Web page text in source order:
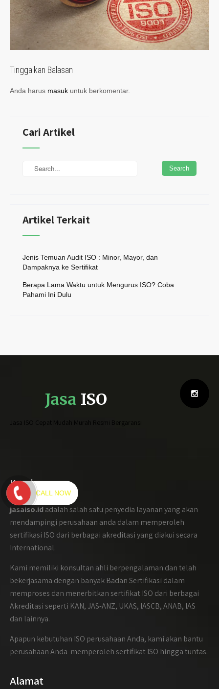
Tinggalkan Balasan
Anda harus masuk untuk berkomentar.
Cari Artikel
Artikel Terkait
Jenis Temuan Audit ISO : Minor, Mayor, dan
Dampaknya ke Sertifikat
Berapa Lama Waktu untuk Mengurus ISO? Coba
Pahami Ini Dulu
Jasa ISO
Jasa ISO Cepat Mudah Murah Resmi Bergaransi
Kami
jasaiso.id adalah salah satu penyedia layanan yang akan
mendampingi perusahaan anda dalam memperoleh
sertifikasi ISO dari berbagai akreditasi yang diakui secara
International.
Kami memiliki konsultan ahli berpengalaman dan telah
bekerjasama dengan banyak Badan Sertifikasi dalam
memproses dan menerbitkan sertifikat ISO dari berbagai
Akreditasi seperti KAN, JAS-ANZ, UKAS, IASCB, ANAB, IAS
dan lainnya.
Apapun kebutuhan ISO perusahaan Anda, kami akan bantu
perusahaan Anda memperoleh sertifikat ISO hingga tuntas.
Alamat
CALL NOW